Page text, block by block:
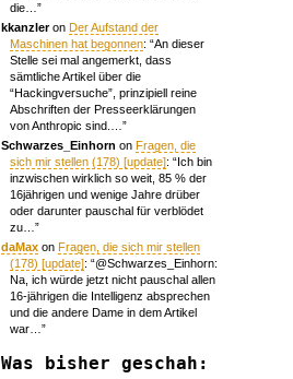
die… ”
kkanzleronDer Aufstand der
Maschinen hat begonnen: “An dieser
Stelle sei mal angemerkt, dass
sämtliche Artikel über die
“Hackingversuche”, prinzipiell reine
Abschriften der Presseerklärungen
von Anthropic sind.… ”
Schwarzes_Einhorn onFragen, die
sich mir stellen (178) [update]: “Ich bin
inzwischen wirklich so weit, 85 % der
16jährigen und wenige Jahre drüber
oder darunter pauschal für verblödet
zu… ”
daMax onFragen, die sich mir stellen
(178) [update]: “@Schwarzes_Einhorn:
Na, ich würde jetzt nicht pauschal allen
16-jährigen die Intelligenz absprechen
und die andere Dame in dem Artikel
war… ”
Was bisher geschah: